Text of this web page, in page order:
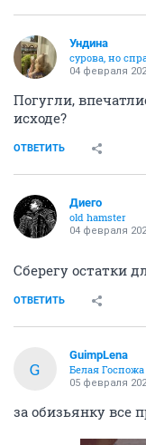
Ундинa
сурова, но
04 февраля
Погугли,
исходе?
ОТВЕТИТЬ
Диего
old hamster
04 февраля
Сберегу остатки
ОТВЕТИТЬ
G
GuimpLena
Белая Госпожа
05 февраля
за обизьянку все